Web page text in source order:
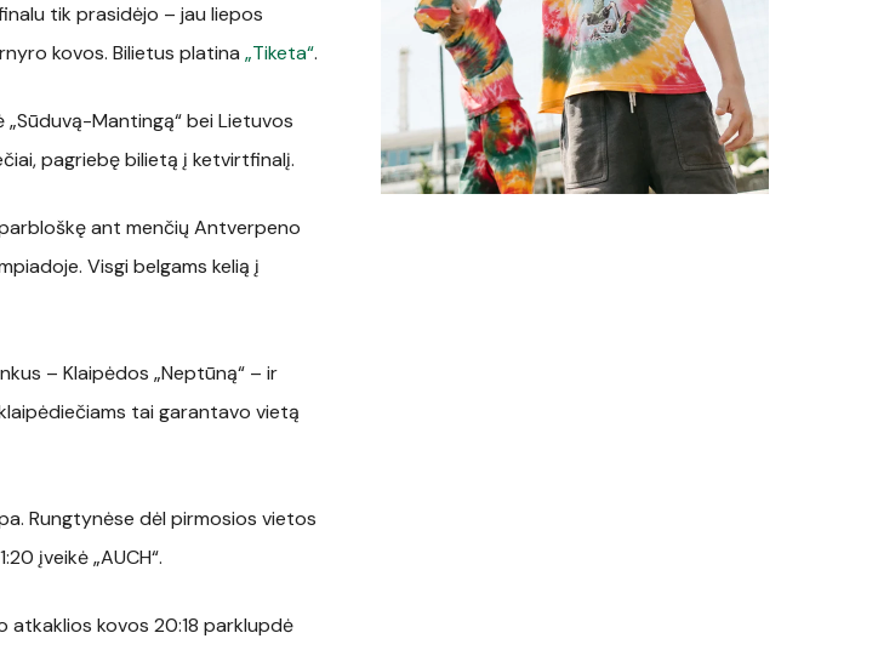
tik prasidėjo – jau liepos
kovos. Bilietus platina „Tiketa“.
„Sūduvą-Mantingą“ bei Lietuvos
pagriebę bilietą į ketvirtfinalį.
parbloškę ant menčių Antverpeno
Visgi belgams kelią į
– Klaipėdos „Neptūną“ – ir
tai garantavo vietą
Rungtynėse dėl pirmosios vietos
įveikė „AUCH“.
atkaklios kovos 20:18 parklupdė